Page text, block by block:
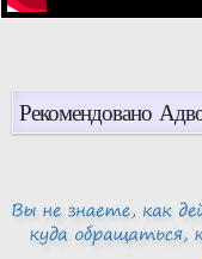
Рекомендовано